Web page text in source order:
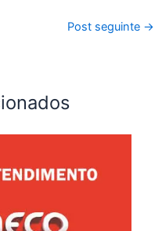
Post seguinte →